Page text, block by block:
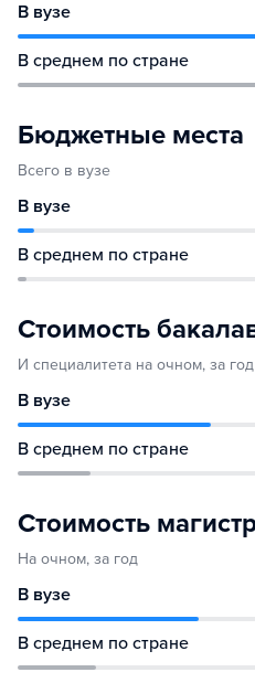
В вузе
В среднем по стране
Бюджетные места
Всего в вузе
В вузе
В среднем по стране
Стоимость
И специалитета на очном, за год
В вузе
В среднем по стране
Стоимость
На очном, за год
В вузе
В среднем по стране